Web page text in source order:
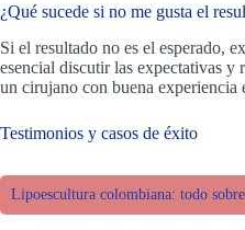
¿Qué sucede si no me gusta el
Si el resultado no es el esperado,
esencial discutir las expectativas y
un cirujano con buena experiencia
Testimonios y casos de éxito
Lipoescultura colombiana: todo